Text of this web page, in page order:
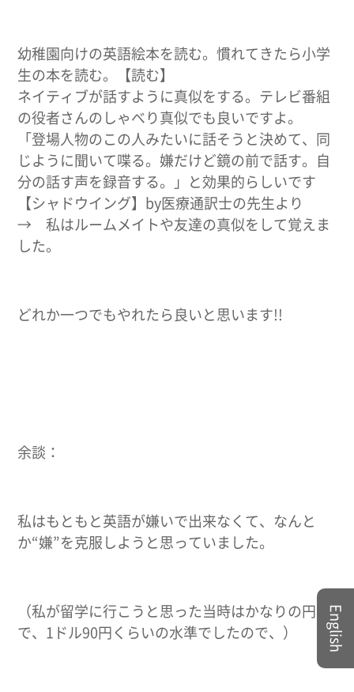
幼稚園向けの英語絵本を読む。慣れてきたら小学
生の本を読む。【読む】
ネイティブが話すように真似をする。テレビ番組
の役者さんのしゃべり真似でも良いですよ。
「登場人物のこの人みたいに話そうと決めて、同
じように聞いて喋る。嫌だけど鏡の前で話す。自
分の話す声を録音する。」と効果的らしいです
【シャドウイング】by医療通訳士の先生より
→ 私はルームメイトや友達の真似をして覚えま
した。
どれか一つでもやれたら良いと思います!!
余談：
私はもともと英語が嫌いで出来なくて、なんと
か“嫌”を克服しようと思っていました。
（私が留学に行こうと思った当時はかなりの円高
で、1ドル90円くらいの水準でしたので、）
English